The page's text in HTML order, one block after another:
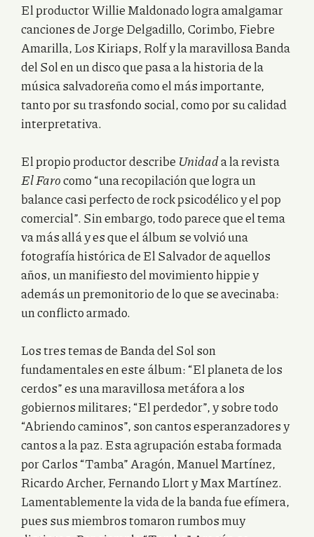
El productor Willie Maldonado logra amalgamar
canciones de Jorge Delgadillo, Corimbo, Fiebre
Amarilla, Los Kiriaps, Rolf y la maravillosa Banda
del Sol en un disco que pasa a la historia de la
música salvadoreña como el más importante,
tanto por su trasfondo social, como por su calidad
interpretativa.
El propio productor describe Unidada la revista
El Farocomo “una recopilación que logra un
balance casi perfecto de rock psicodélico y el pop
comercial”. Sin embargo, todo parece que el tema
va más allá y es que el álbum se volvió una
fotografía histórica de El Salvador de aquellos
años, un manifiesto del movimiento hippie y
además un premonitorio de lo que se avecinaba:
un conflicto armado.
Los tres temas de Banda del Sol son
fundamentales en este álbum: “El planeta de los
cerdos” es una maravillosa metáfora a los
gobiernos militares; “El perdedor”, y sobre todo
“Abriendo caminos”, son cantos esperanzadores y
cantos a la paz. Esta agrupación estaba formada
por Carlos “Tamba” Aragón, Manuel Martínez,
Ricardo Archer, Fernando Llort y Max Martínez.
Lamentablemente la vida de la banda fue efímera,
pues sus miembros tomaron rumbos muy